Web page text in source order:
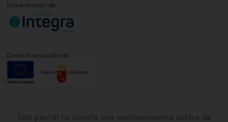
Una actuación de:
Con la financiación de: